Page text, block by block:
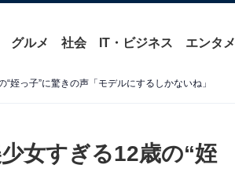
グルメ 社会 IT・ビジネス エンタメ
姪っ子”に驚きの声「モデルにするしかないね」
女すぎる12歳の“姪